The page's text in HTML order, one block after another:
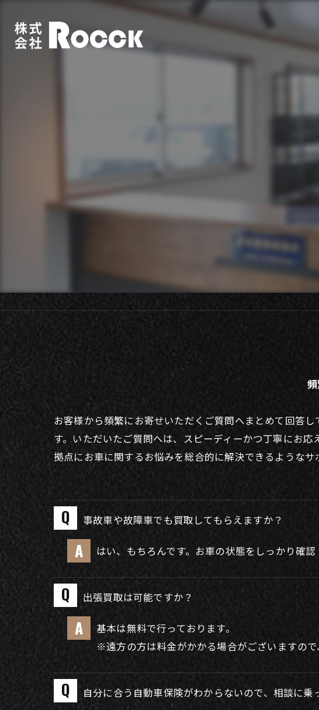
お客様から頻繁にお寄せいただくご質問へまとめて回答
す。いただいたご質問へは、スピーディーかつ丁寧にお
拠点にお車に関するお悩みを総合的に解決できるようなサ
事故車や故障車でも買取してもらえますか？
はい、もちろんです。お車の状態をしっかり確
出張買取は可能ですか？
基本は無料で行っております。
※遠方の方は料金がかかる場合がございますので
自分に合う自動車保険がわからないので、相談に乗